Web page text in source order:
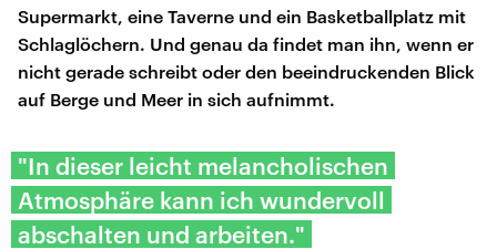
Supermarkt, eine Taverne und ein Basketballplatz mit
Schlaglöchern. Und genau da findet man ihn, wenn er
nicht gerade schreibt oder den beeindruckenden Blick
auf Berge und Meer in sich aufnimmt.
"In dieser leicht melancholischen
Atmosphäre kann ich wundervoll
abschalten und arbeiten."